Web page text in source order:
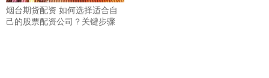
烟台期货配资 如何选择适合自
己的股票配资公司？关键步骤